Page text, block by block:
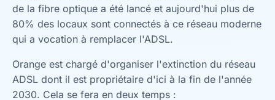
de la fibre optique a été lancé et aujourd'hui plus de
80% des locaux sont connectés à ce réseau moderne
qui a vocation à remplacer l'ADSL.
Orange est chargé d'organiser l'extinction du réseau
ADSL dont il est propriétaire d'ici à la fin de l'année
2030. Cela se fera en deux temps :